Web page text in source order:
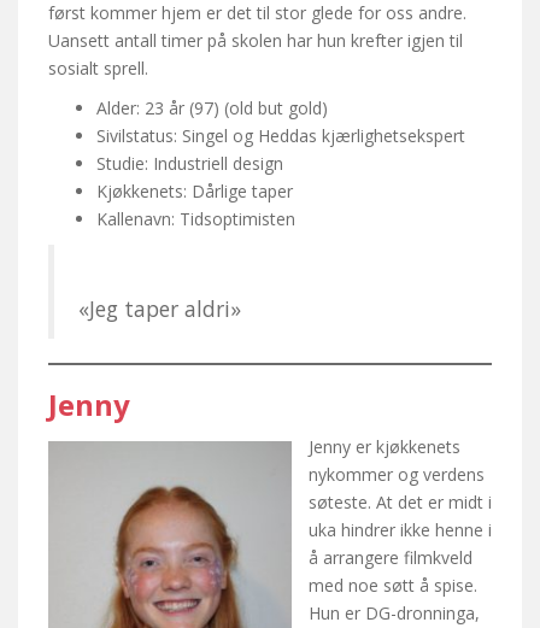
først kommer hjem er det til stor glede for oss andre.
Uansett antall timer på skolen har hun krefter igjen til
sosialt sprell.
Alder: 23 år (97) (old but gold)
Sivilstatus: Singel og Heddas kjærlighetsekspert
Studie: Industriell design
Kjøkkenets: Dårlige taper
Kallenavn: Tidsoptimisten
«Jeg taper aldri»
Jenny
Jenny er kjøkkenets
nykommer og verdens
søteste. At det er midt i
uka hindrer ikke henne i
å arrangere filmkveld
med noe søtt å spise.
Hun er DG-dronninga,